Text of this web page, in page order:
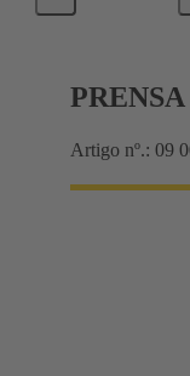
Artigo nº.: 09